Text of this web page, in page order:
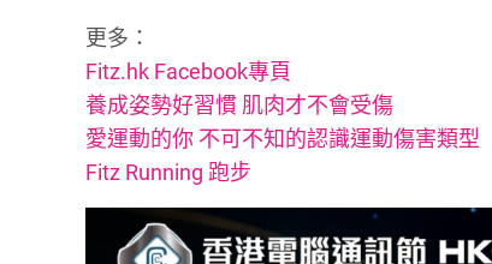
更多：
Fitz.hk Facebook專頁
養成姿勢好習慣 肌肉才不會受傷
愛運動的你 不可不知的認識運動傷害類型
Fitz Running 跑步